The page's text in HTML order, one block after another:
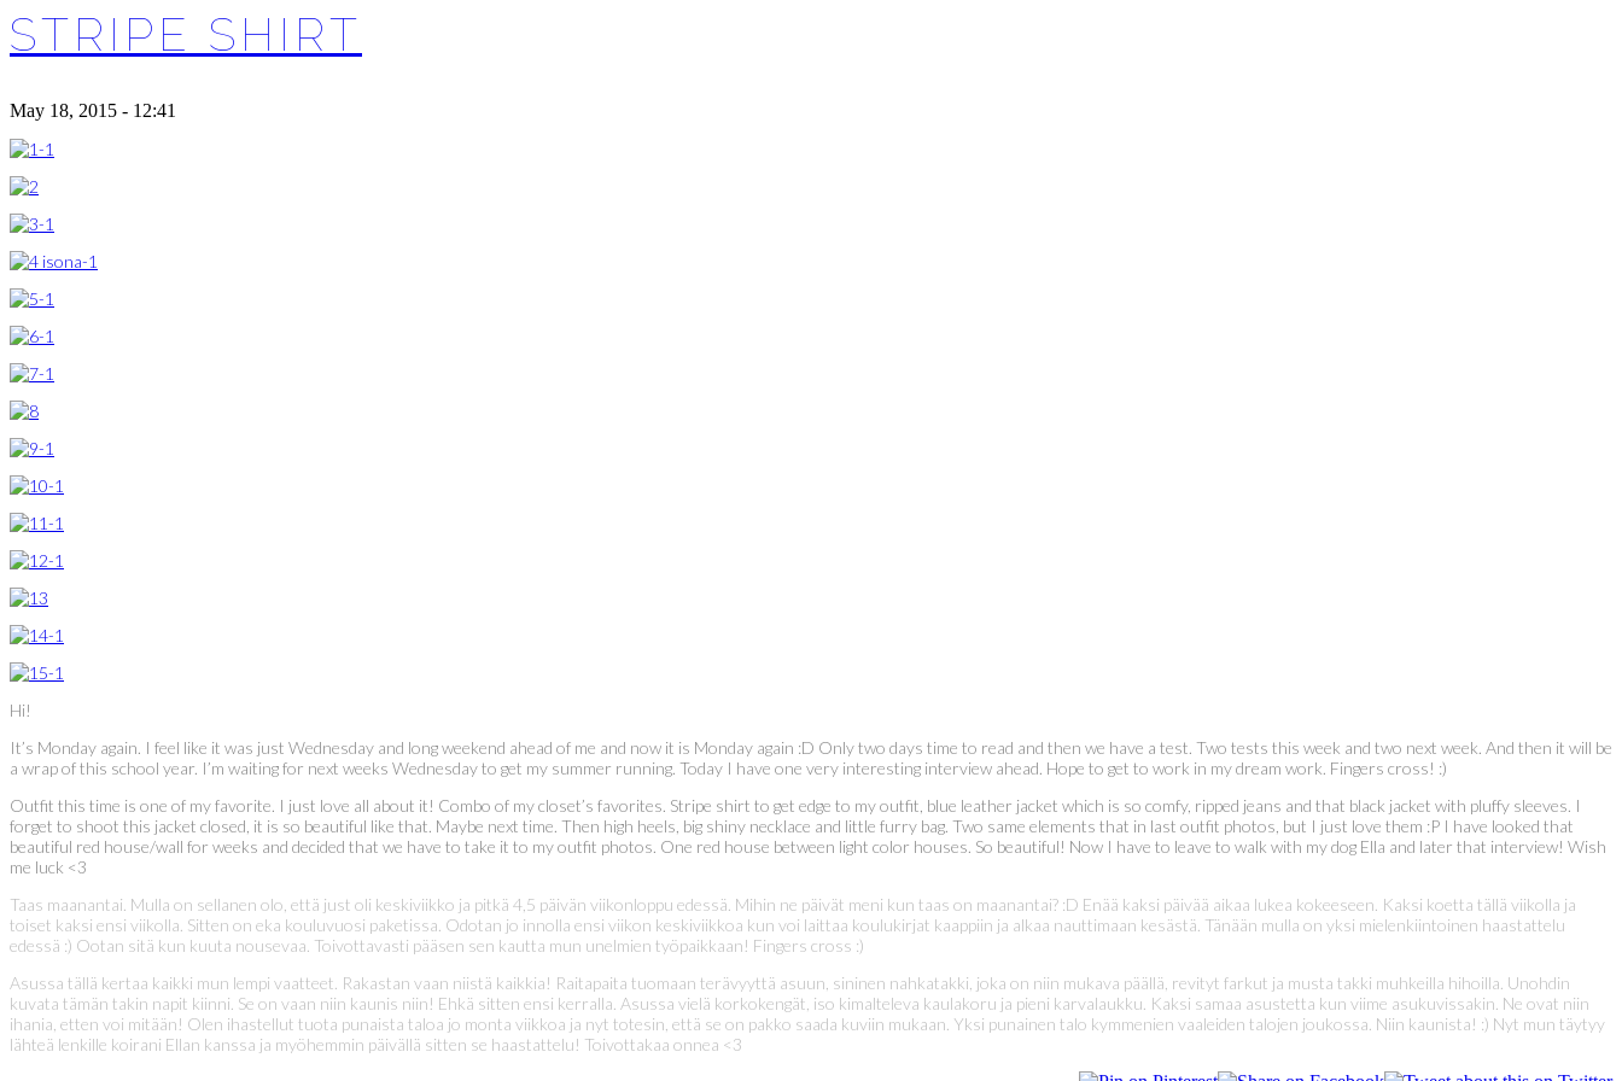
STRIPE SHIRT
May 18, 2015 - 12:41
Hi!
It’s Monday again. I feel like it was just Wednesday and long weekend ahead of me and now it is Monday again :D Only two days time to read and then we have a test. Two tests this week and two next week. And then it will be
a wrap of this school year. I’m waiting for next weeks Wednesday to get my summer running. Today I have one very interesting interview ahead. Hope to get to work in my dream work. Fingers cross! :)
Outfit this time is one of my favorite. I just love all about it! Combo of my closet’s favorites. Stripe shirt to get edge to my outfit, blue leather jacket which is so comfy, ripped jeans and that black jacket with pluffy sleeves. I
forget to shoot this jacket closed, it is so beautiful like that. Maybe next time. Then high heels, big shiny necklace and little furry bag. Two same elements that in last outfit photos, but I just love them :P I have looked that
beautiful red house/wall for weeks and decided that we have to take it to my outfit photos. One red house between light color houses. So beautiful! Now I have to leave to walk with my dog Ella and later that interview! Wish
me luck <3
Taas maanantai. Mulla on sellanen olo, että just oli keskiviikko ja pitkä 4,5 päivän viikonloppu edessä. Mihin ne päivät meni kun taas on maanantai? :D Enää kaksi päivää aikaa lukea kokeeseen. Kaksi koetta tällä viikolla ja
toiset kaksi ensi viikolla. Sitten on eka kouluvuosi paketissa. Odotan jo innolla ensi viikon keskiviikkoa kun voi laittaa koulukirjat kaappiin ja alkaa nauttimaan kesästä. Tänään mulla on yksi mielenkiintoinen haastattelu
edessä :) Ootan sitä kun kuuta nousevaa. Toivottavasti pääsen sen kautta mun unelmien työpaikkaan! Fingers cross :)
Asussa tällä kertaa kaikki mun lempi vaatteet. Rakastan vaan niistä kaikkia! Raitapaita tuomaan terävyyttä asuun, sininen nahkatakki, joka on niin mukava päällä, revityt farkut ja musta takki muhkeilla hihoilla. Unohdin
kuvata tämän takin napit kiinni. Se on vaan niin kaunis niin! Ehkä sitten ensi kerralla. Asussa vielä korkokengät, iso kimalteleva kaulakoru ja pieni karvalaukku. Kaksi samaa asustetta kun viime asukuvissakin. Ne ovat niin
ihania, etten voi mitään! Olen ihastellut tuota punaista taloa jo monta viikkoa ja nyt totesin, että se on pakko saada kuviin mukaan. Yksi punainen talo kymmenien vaaleiden talojen joukossa. Niin kaunista! :) Nyt mun täytyy
lähteä lenkille koirani Ellan kanssa ja myöhemmin päivällä sitten se haastattelu! Toivottakaa onnea <3